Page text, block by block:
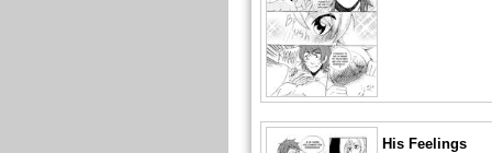
His Feelings